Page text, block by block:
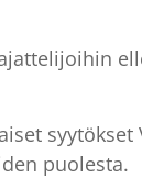
syytökset
puolesta.